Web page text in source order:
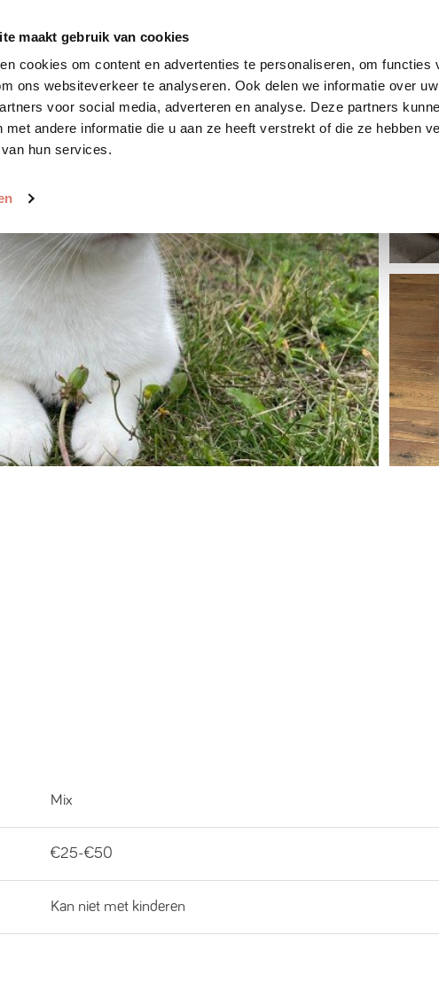
maakt gebruik van cookies
cookies om content en advertenties te personaliseren, om functies
ons websiteverkeer te analyseren. Ook delen we informatie over
voor social media, adverteren en analyse. Deze partners
met andere informatie die u aan ze heeft verstrekt of die ze hebben
hun services.
Plaats huisdier Hoe werkt het?
Mix
€25-€50
Kan niet met kinderen